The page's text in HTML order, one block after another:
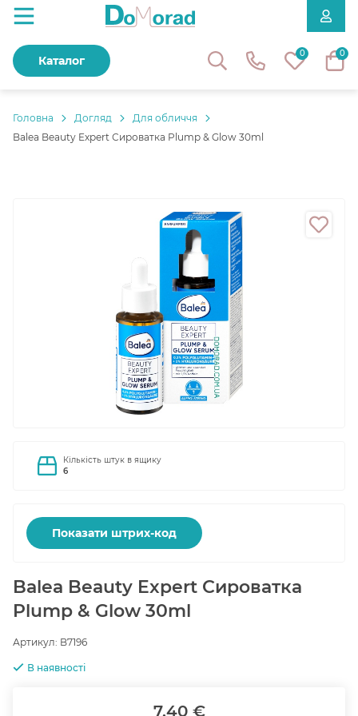
0 0
Каталог
Головнa Догляд
Для обличчя
Balea Beauty Expert Сироватка Plump & Glow 30ml
Кількість штук в ящику
6
Показати штрих-код
Balea Beauty Expert Сироватка
Plump & Glow 30ml
Артикул: B7196
В наявності
7.40 €